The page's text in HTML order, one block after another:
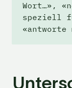
Wort…»,
speziell
«antworte